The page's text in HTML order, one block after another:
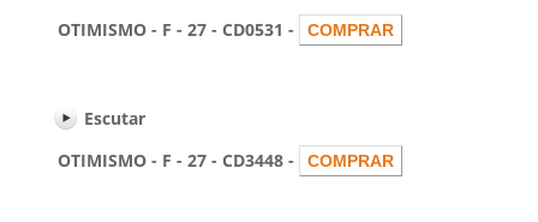
OTIMISMO - F - 27 - CD0531 -
Escutar
OTIMISMO - F - 27 - CD3448 -